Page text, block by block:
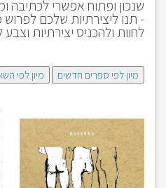
שנכון ופתוח אפשרי לכתיבה
- תנו ליצירתיות שלכם
לחוות ולהכניס יצירתיות וצבע
מיון לפי ספרים חדשים מיון לפי